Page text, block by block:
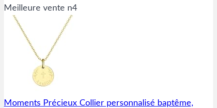
Meilleure vente n4
Moments Précieux Collier personnalisé baptême,